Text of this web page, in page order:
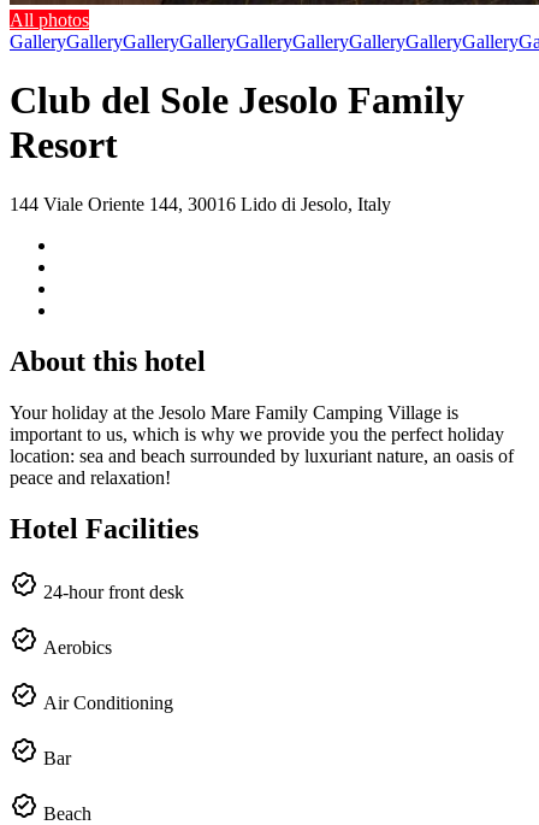
All photos
GalleryGalleryGalleryGalleryGalleryGalleryGalleryGalleryGallery
Club del Sole Jesolo Family
Resort
144 Viale Oriente 144, 30016 Lido di Jesolo, Italy
About this hotel
Your holiday at the Jesolo Mare Family Camping Village is
important to us, which is why we provide you the perfect holiday
location: sea and beach surrounded by luxuriant nature, an oasis of
peace and relaxation!
Hotel Facilities
24-hour front desk
Aerobics
Air Conditioning
Bar
Beach